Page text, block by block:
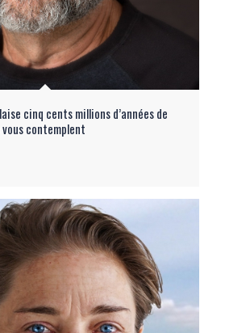
cinq cents millions d’années de
contemplent